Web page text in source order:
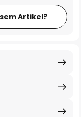
Artikel?